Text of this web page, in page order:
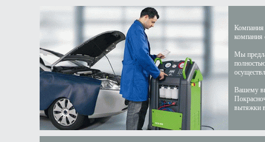
Компания
компания
Мы
Вашему
вытяжки